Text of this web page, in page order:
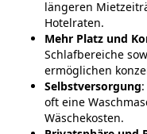
längeren
Hotelraten.
Mehr Platz und
Schlafbereiche
ermöglichen
Selbstversorgung
oft eine
Wäschekosten.